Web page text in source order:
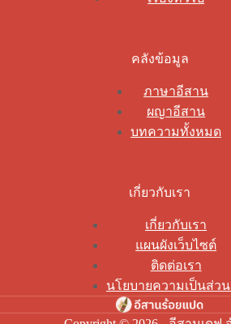
คลังข้อมูล
ภาษาอีสาน
ผญาอีสาน
บทความทั้งหมด
เกี่ยวกับเรา
เกี่ยวกับเรา
แผนผังเว็บไซต์
ติดต่อเรา
นโยบายความเป็นส่ว